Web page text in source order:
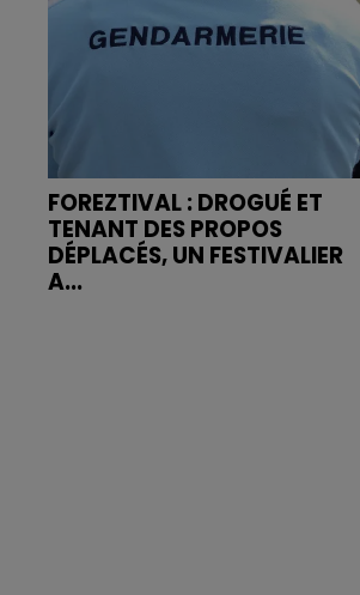
FOREZTIVAL : DROGUÉ ET
TENANT DES PROPOS
DÉPLACÉS, UN FESTIVALIER
A...